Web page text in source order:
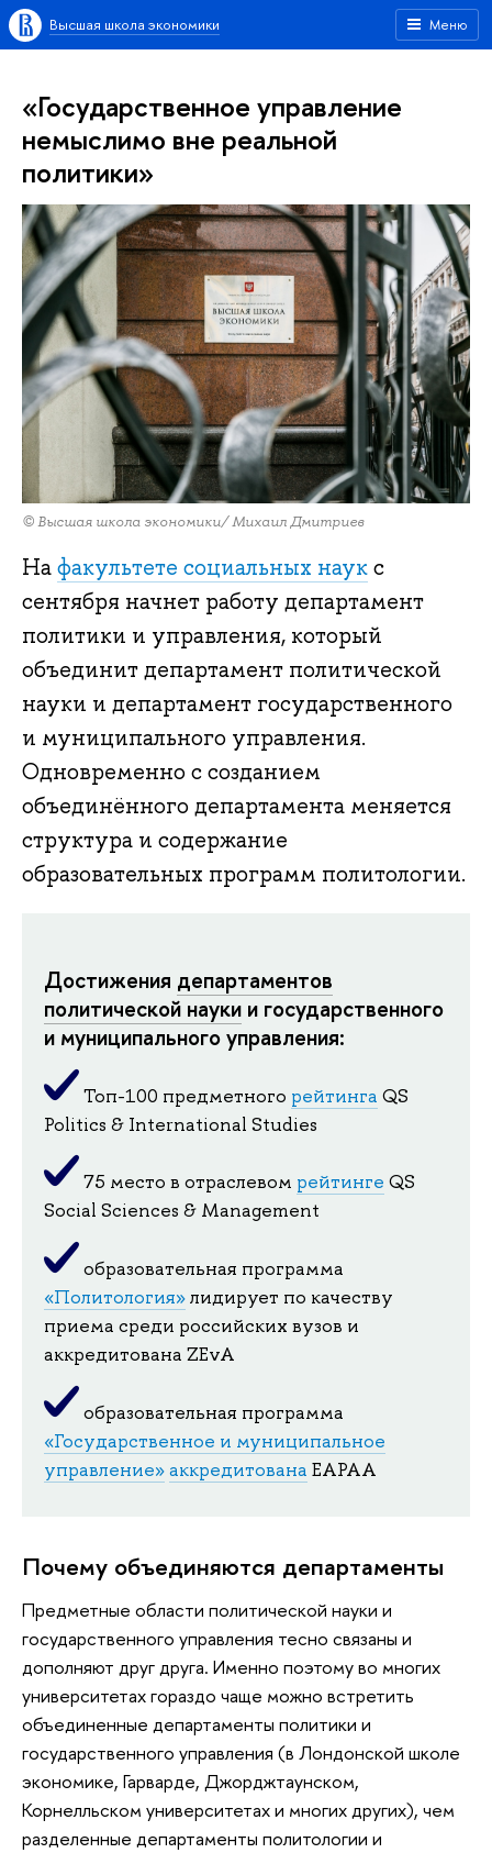
Меню
Высшая школа экономики
«Государственное управление
немыслимо вне реальной
политики»
© Высшая школа экономики/ Михаил Дмитриев
Нафакультете социальных наукс
сентября начнет работу департамент
политики и управления, который
объединит департамент политической
науки и департамент государственного
и муниципального управления.
Одновременно с созданием
объединённого департамента меняется
структура и содержание
образовательных программ политологии.
Достижения департаментов
политической науки и государственного
и муниципального управления:
Топ-100 предметного рейтинга QS
Politics & International Studies
75 место в отраслевом рейтинге QS
Social Sciences & Management
образовательная программа
«Политология»лидирует по качеству
приема среди российских вузов и
аккредитована ZEvA
образовательная программа
«Государственное и муниципальное
управление»аккредитована EAPAA
Почему объединяются департаменты
Предметные области политической науки и
государственного управления тесно связаны и
дополняют друг друга. Именно поэтому во многих
университетах гораздо чаще можно встретить
объединенные департаменты политики и
государственного управления (в Лондонской школе
экономике, Гарварде, Джорджтаунском,
Корнелльском университетах и многих других), чем
разделенные департаменты политологии и